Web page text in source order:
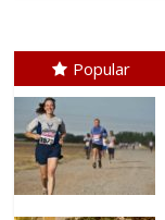
Popular